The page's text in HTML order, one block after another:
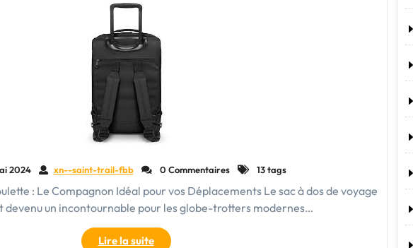
Plein
Air"
2024 xn--saint-trail-fbb 0 Commentaires 13 tags
: Le Compagnon Idéal pour vos Déplacements Le sac à dos de voyage
devenu un incontournable pour les globe-trotters modernes…
Lire la suite"Découvrez